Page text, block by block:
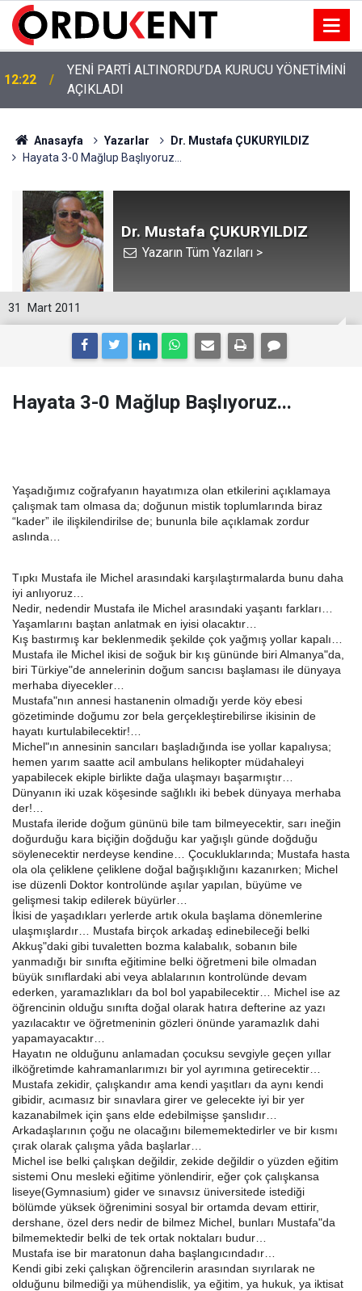
12:22
YENİ PARTİ ALTINORDU’DA KURUCU YÖNETİMİNİ
AÇIKLADI
Anasayfa Yazarlar
Dr. Mustafa ÇUKURYILDIZ
Hayata 3-0 Mağlup Başlıyoruz...
Dr. Mustafa ÇUKURYILDIZ
Yazarın Tüm Yazıları >
31 Mart 2011
Hayata 3-0 Mağlup Başlıyoruz...
Yaşadığımız coğrafyanın hayatımıza olan etkilerini açıklamaya
çalışmak tam olmasa da; doğunun mistik toplumlarında biraz
“kader” ile ilişkilendirilse de; bununla bile açıklamak zordur
aslında…
Tıpkı Mustafa ile Michel arasındaki karşılaştırmalarda bunu daha
iyi anlıyoruz…
Nedir, nedendir Mustafa ile Michel arasındaki yaşantı farkları…
Yaşamlarını baştan anlatmak en iyisi olacaktır…
Kış bastırmış kar beklenmedik şekilde çok yağmış yollar kapalı…
Mustafa ile Michel ikisi de soğuk bir kış gününde biri Almanya"da,
biri Türkiye"de annelerinin doğum sancısı başlaması ile dünyaya
merhaba diyecekler…
Mustafa"nın annesi hastanenin olmadığı yerde köy ebesi
gözetiminde doğumu zor bela gerçekleştirebilirse ikisinin de
hayatı kurtulabilecektir!…
Michel"ın annesinin sancıları başladığında ise yollar kapalıysa;
hemen yarım saatte acil ambulans helikopter müdahaleyi
yapabilecek ekiple birlikte dağa ulaşmayı başarmıştır…
Dünyanın iki uzak köşesinde sağlıklı iki bebek dünyaya merhaba
der!…
Mustafa ileride doğum gününü bile tam bilmeyecektir, sarı ineğin
doğurduğu kara biçiğin doğduğu kar yağışlı günde doğduğu
söylenecektir nerdeyse kendine… Çocukluklarında; Mustafa hasta
ola ola çeliklene çeliklene doğal bağışıklığını kazanırken; Michel
ise düzenli Doktor kontrolünde aşılar yapılan, büyüme ve
gelişmesi takip edilerek büyürler…
İkisi de yaşadıkları yerlerde artık okula başlama dönemlerine
ulaşmışlardır… Mustafa birçok arkadaş edinebileceği belki
Akkuş"daki gibi tuvaletten bozma kalabalık, sobanın bile
yanmadığı bir sınıfta eğitimine belki öğretmeni bile olmadan
büyük sınıflardaki abi veya ablalarının kontrolünde devam
ederken, yaramazlıkları da bol bol yapabilecektir… Michel ise az
öğrencinin olduğu sınıfta doğal olarak hatıra defterine az yazı
yazılacaktır ve öğretmeninin gözleri önünde yaramazlık dahi
yapamayacaktır…
Hayatın ne olduğunu anlamadan çocuksu sevgiyle geçen yıllar
ilköğretimde kahramanlarımızı bir yol ayrımına getirecektir…
Mustafa zekidir, çalışkandır ama kendi yaşıtları da aynı kendi
gibidir, acımasız bir sınavlara girer ve gelecekte iyi bir yer
kazanabilmek için şans elde edebilmişse şanslıdır…
Arkadaşlarının çoğu ne olacağını bilememektedirler ve bir kısmı
çırak olarak çalışma yâda başlarlar…
Michel ise belki çalışkan değildir, zekide değildir o yüzden eğitim
sistemi Onu mesleki eğitime yönlendirir, eğer çok çalışkansa
liseye(Gymnasium) gider ve sınavsız üniversitede istediği
bölümde yüksek öğrenimini sosyal bir ortamda devam ettirir,
dershane, özel ders nedir de bilmez Michel, bunları Mustafa"da
bilmemektedir belki de tek ortak noktaları budur…
Mustafa ise bir maratonun daha başlangıcındadır…
Kendi gibi zeki çalışkan öğrencilerin arasından sıyrılarak ne
olduğunu bilmediği ya mühendislik, ya eğitim, ya hukuk, ya iktisat